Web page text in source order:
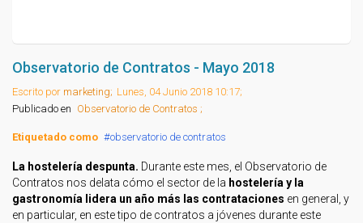
Observatorio de Contratos - Mayo 2018
Escrito por marketing; Lunes, 04 Junio 2018 10:17;
Publicado en Observatorio de Contratos ;
Etiquetado como observatorio de contratos
La hostelería despunta. Durante este mes, el Observatorio de
Contratos nos delata cómo el sector de la hostelería y la
gastronomía lidera un año más las contrataciones en general, y
en particular, en este tipo de contratos a jóvenes durante este